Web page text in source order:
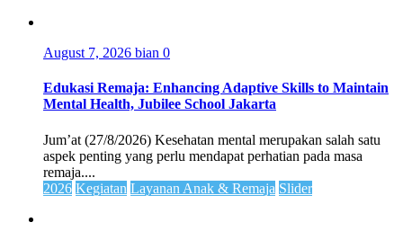
August 7, 2026 bian 0
Edukasi Remaja: Enhancing Adaptive Skills to Maintain
Mental Health, Jubilee School Jakarta
Jum’at (27/8/2026) Kesehatan mental merupakan salah satu
aspek penting yang perlu mendapat perhatian pada masa
remaja....
2026 Kegiatan Layanan Anak & Remaja Slider